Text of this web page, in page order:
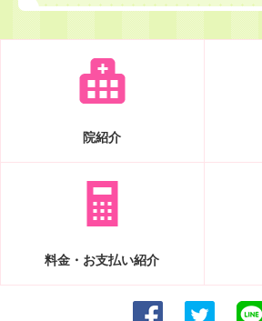
院紹介
料金・お支払い紹介